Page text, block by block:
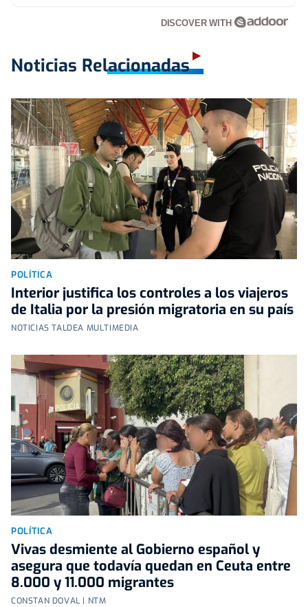
DISCOVER WITH
Noticias Relacionadas
POLÍTICA
Interior justifica los controles a los viajeros
de Italia por la presión migratoria en su país
NOTICIAS TALDEA MULTIMEDIA
POLÍTICA
Vivas desmiente al Gobierno español y
asegura que todavía quedan en Ceuta entre
8.000 y 11.000 migrantes
CONSTAN DOVAL | NTM